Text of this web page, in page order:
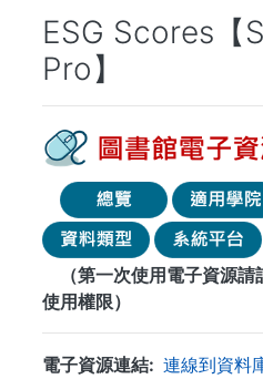
連
結
ESG Scores【
Pro】
（第一次使用電子資源請
使用權限）
電子資源連結
連線到資料